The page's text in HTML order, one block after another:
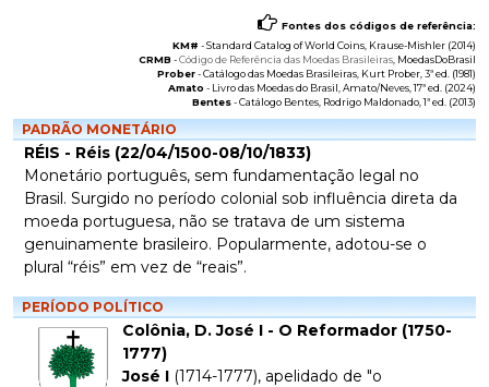
Fontes dos códigos de referência:
KM# -Standard Catalog of World Coins , Krause-Mishler (2014)
CRMB -Código de Referência das Moedas Brasileiras , MoedasDoBrasil
Prober-Catálogo das Moedas Brasileiras , Kurt Prober, 3ª ed. (1981)
Amato - Livro das Moedas do Brasil , Amato/Neves, 17ª ed. (2024)
Bentes-Catálogo Bentes , Rodrigo Maldonado, 1ª ed. (2013)
PADRÃO MONETÁRIO
RÉIS - Réis (22/04/1500-08/10/1833)
Monetário português, sem fundamentação legal no
Brasil. Surgido no período colonial sob influência direta da
moeda portuguesa, não se tratava de um sistema
genuinamente brasileiro. Popularmente, adotou-se o
plural “réis” em vez de “reais”.
PERÍODO POLÍTICO
Colônia, D. José I - O Reformador (1750-
1777)
José I (1714-1777), apelidado de "o